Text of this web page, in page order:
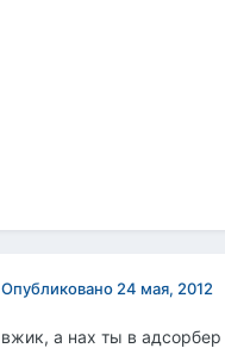
Опубликовано 24 мая, 2012
вжик, а нах ты в адсорбер